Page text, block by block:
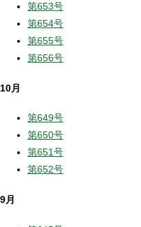
第653号
第654号
第655号
第656号
10月
第649号
第650号
第651号
第652号
9月